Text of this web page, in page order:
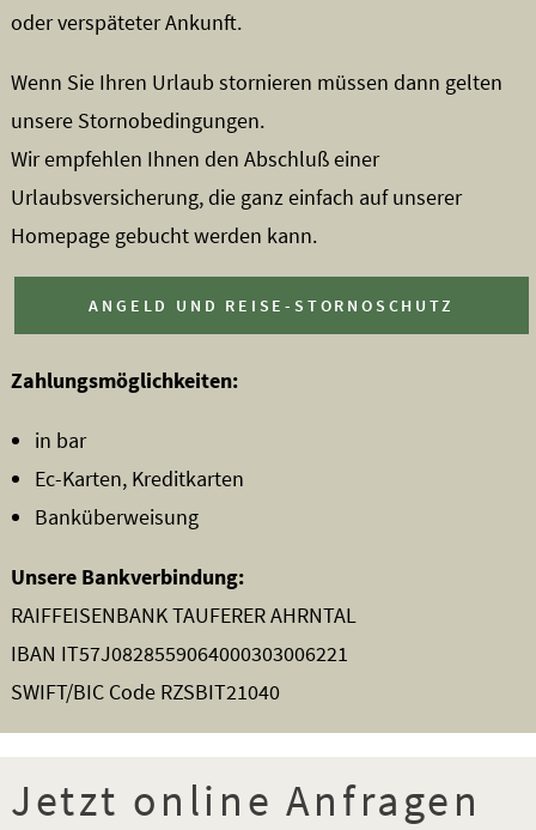
oder verspäteter Ankunft.
Wenn Sie Ihren Urlaub stornieren müssen dann gelten
unsere Stornobedingungen.
Wir empfehlen Ihnen den Abschluß einer
Urlaubsversicherung, die ganz einfach auf unserer
Homepage gebucht werden kann.
ANGELD UND REISE-STORNOSCHUTZ
Zahlungsmöglichkeiten:
in bar
Ec-Karten, Kreditkarten
Banküberweisung
Unsere Bankverbindung:
RAIFFEISENBANK TAUFERER AHRNTAL
IBAN IT57J0828559064000303006221
SWIFT/BIC Code RZSBIT21040
Jetzt online Anfragen